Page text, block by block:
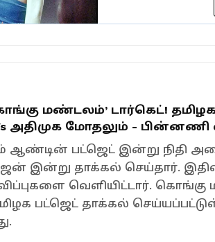
மண்டலம்’ டார்கெட்!
Vs அதிமுக மோதலும் -
ஆண்டின் பட்ஜெட் இன்று நிதி
இன்று தாக்கல் செய்தார்.
வெளியிட்டார்.
பட்ஜெட் தாக்கல்